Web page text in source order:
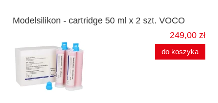
Modelsilikon - cartridge 50 ml x 2 szt. VOCO
249,00 zł
do koszyka